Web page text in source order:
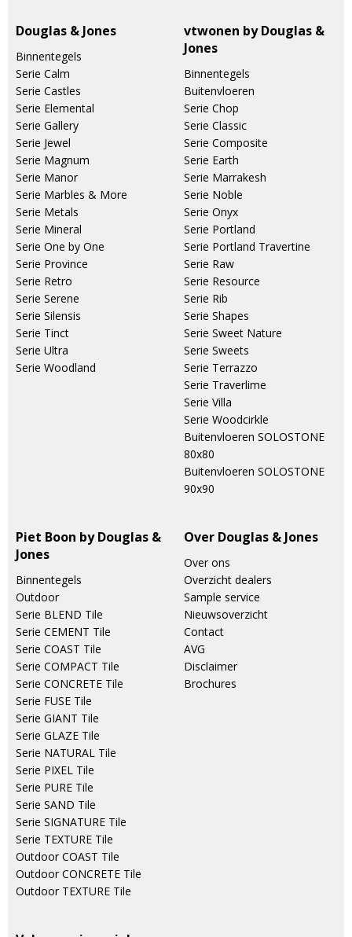
Douglas & Jones
Binnentegels
Serie Calm
Serie Castles
Serie Elemental
Serie Gallery
Serie Jewel
Serie Magnum
Serie Manor
Serie Marbles & More
Serie Metals
Serie Mineral
Serie One by One
Serie Province
Serie Retro
Serie Serene
Serie Silensis
Serie Tinct
Serie Ultra
Serie Woodland
vtwonen by Douglas &
Jones
Binnentegels
Buitenvloeren
Serie Chop
Serie Classic
Serie Composite
Serie Earth
Serie Marrakesh
Serie Noble
Serie Onyx
Serie Portland
Serie Portland Travertine
Serie Raw
Serie Resource
Serie Rib
Serie Shapes
Serie Sweet Nature
Serie Sweets
Serie Terrazzo
Serie Traverlime
Serie Villa
Serie Woodcirkle
Buitenvloeren SOLOSTONE
80x80
Buitenvloeren SOLOSTONE
90x90
Piet Boon by Douglas &
Jones
Binnentegels
Outdoor
Serie BLEND Tile
Serie CEMENT Tile
Serie COAST Tile
Serie COMPACT Tile
Serie CONCRETE Tile
Serie FUSE Tile
Serie GIANT Tile
Serie GLAZE Tile
Serie NATURAL Tile
Serie PIXEL Tile
Serie PURE Tile
Serie SAND Tile
Serie SIGNATURE Tile
Serie TEXTURE Tile
Outdoor COAST Tile
Outdoor CONCRETE Tile
Outdoor TEXTURE Tile
Over Douglas & Jones
Over ons
Overzicht dealers
Sample service
Nieuwsoverzicht
Contact
AVG
Disclaimer
Brochures